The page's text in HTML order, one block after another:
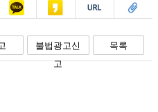
카톡 카스 복사 스크랩
불법광고신
고
목록